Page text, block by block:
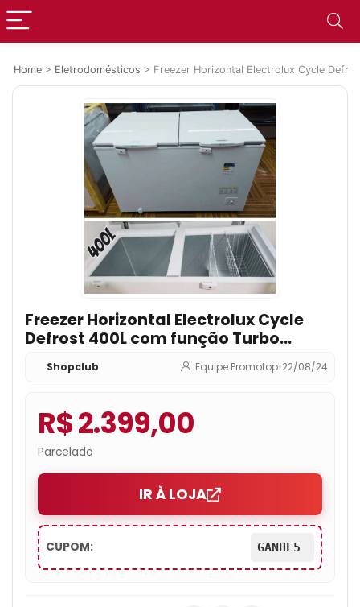
Home > Eletrodomésticos > Freezer Horizontal Electrolux Cycle
Freezer Horizontal Electrolux Cycle
Defrost 400L com função Turbo
Freezer Duas Portas (H440)
Shopclub Equipe Promotop•22/08/24
R$ 2.399,00
Parcelado
IR À LOJA
CUPOM: GANHE5